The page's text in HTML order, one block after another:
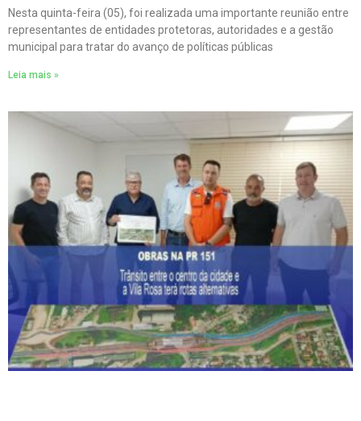
Nesta quinta-feira (05), foi realizada uma importante reunião entre
representantes de entidades protetoras, autoridades e a gestão
municipal para tratar do avanço de políticas públicas
Leia mais »